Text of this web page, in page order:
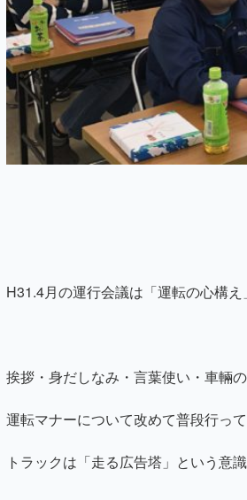
H31.4月の運行会議は「運転の心構え
挨拶・身だしなみ・言葉使い・車輛
運転マナーについて改めて普段行っ
トラックは「走る広告塔」という意